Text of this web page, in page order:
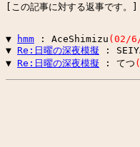
[この記事に対する返事です。]
▼ hmm : AceShimizu (02/
▼ Re:日曜の深夜模擬 :
▼ Re:日曜の深夜模擬 : てつ